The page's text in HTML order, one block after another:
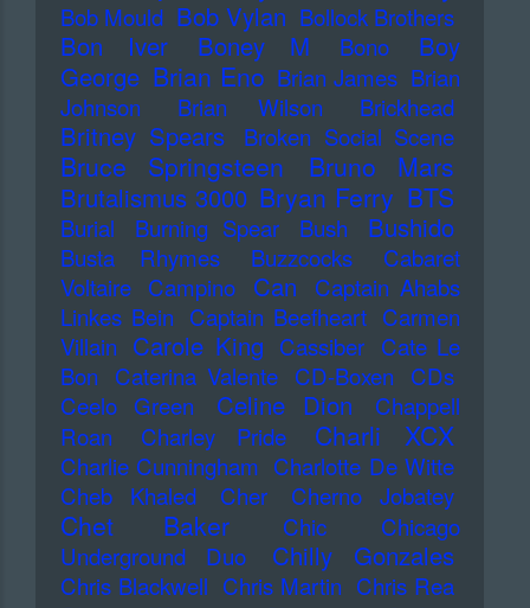
Bob Mould Bob Vylan Bollock Brothers
Bon Iver Boney M Bono
Boy
George Brian Eno Brian James Brian
Johnson
Brian Wilson Brickhead
Britney Spears Broken Social Scene
Bruce Springsteen Bruno Mars
Brutalismus 3000 Bryan Ferry BTS
Burial Burning Spear Bush Bushido
Busta Rhymes Buzzcocks
Cabaret
Voltaire Campino Can
Captain Ahabs
Linkes Bein Captain Beefheart Carmen
Villain Carole King Cassiber Cate Le
Bon
Caterina Valente CD-Boxen
CDs
Ceelo Green
Celine Dion
Chappell
Roan
Charley Pride Charli XCX
Charlie Cunningham Charlotte De Witte
Cheb Khaled
Cher Cherno Jobatey
Chet Baker Chic
Chicago
Underground Duo
Chilly Gonzales
Chris Blackwell Chris Martin Chris Rea